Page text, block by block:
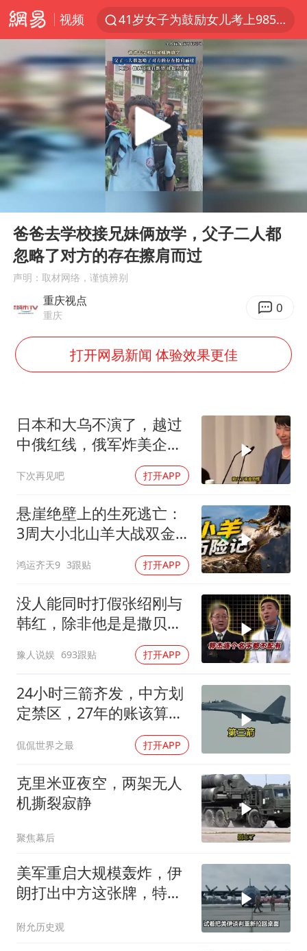
视频
41岁女子为鼓励女儿考上985研究生
美国退回1000亿美元关税
河南试行周五下午弹性离岗
日本籍女网红在韩直播时自杀身亡
“天津之眼”摩天轮附近2人落水
如何把百年大党建设得更加坚强有力
银行午休1.5小时 留个窗口行不行
弹药库存告急 美军补货难
小伙靠AI减肥 45天瘦40斤进了ICU
总书记关心百姓身边这些民生大事
Play
爸爸去学校接兄妹俩放学，父子二人都
忽略了对方的存在擦肩而过
声明：取材网络，谨慎辨别
重庆视点
重庆 0
打开网易新闻 体验效果更佳
日本和大乌不演了，越过
中俄红线，俄军炸美企就
下次再见吧 打开APP
悬崖绝壁上的生死逃亡：
3周大小北山羊大战双金
鸿运齐天9 3跟贴 打开APP
没人能同时打假张绍刚与
韩红，除非他是是撒贝
豫人说娱 693跟贴 打开APP
24小时三箭齐发，中方划
定禁区，27年的账该算
了，强制拖船摆上台面
侃侃世界之最 打开APP
克里米亚夜空，两架无人
机撕裂寂静
聚焦幕后
美军重启大规模轰炸，伊
朗打出中方这张牌，特朗
附允历史观